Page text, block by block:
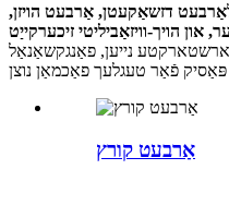
אַרבעט דזשאַקעטן, אַרבעט הויזן,
הויך-וויזאַביליטי זיכערקייַט
נייען, פאַנגקשאַנאַל
פּאַסיק פֿאַר טעגלעך פאַכמאַן נוצן
אַרבעט קורץ